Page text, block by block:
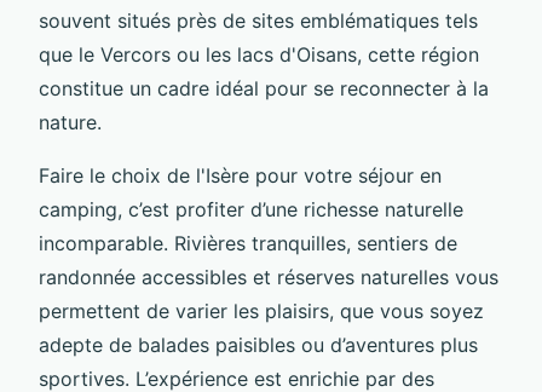
souvent situés près de sites emblématiques tels
que le Vercors ou les lacs d'Oisans, cette région
constitue un cadre idéal pour se reconnecter à la
nature.
Faire le choix de l'Isère pour votre séjour en
camping, c’est profiter d’une richesse naturelle
incomparable. Rivières tranquilles, sentiers de
randonnée accessibles et réserves naturelles vous
permettent de varier les plaisirs, que vous soyez
adepte de balades paisibles ou d’aventures plus
sportives. L’expérience est enrichie par des